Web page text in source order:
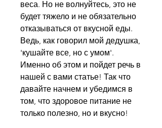
веса. Но не волнуйтесь, это не
будет тяжело и не обязательно
отказываться от вкусной еды.
Ведь, как говорил мой дедушка,
'кушайте все, но с умом'.
Именно об этом и пойдет речь в
нашей с вами статье! Так что
давайте начнем и убедимся в
том, что здоровое питание не
только полезно, но и вкусно!